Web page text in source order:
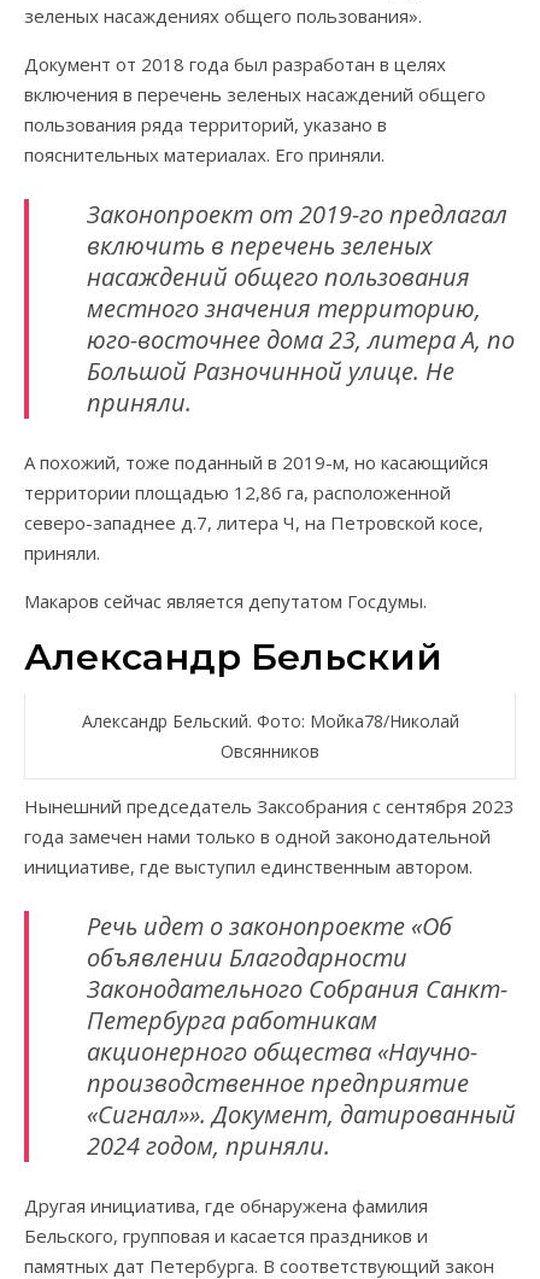
зеленых насаждениях общего пользования».
Документ от 2018 года был разработан в целях
включения в перечень зеленых насаждений общего
пользования ряда территорий, указано в
пояснительных материалах. Его приняли.
Законопроект от 2019-го предлагал
включить в перечень зеленых
насаждений общего пользования
местного значения территорию,
юго-восточнее дома 23, литера А, по
Большой Разночинной улице. Не
приняли.
А похожий, тоже поданный в 2019-м, но касающийся
территории площадью 12,86 га, расположенной
северо-западнее д.7, литера Ч, на Петровской косе,
приняли.
Макаров сейчас является депутатом Госдумы.
Александр Бельский
Александр Бельский. Фото: Мойка78/Николай
Овсянников
Нынешний председатель Заксобрания с сентября 2023
года замечен нами только в одной законодательной
инициативе, где выступил единственным автором.
Речь идет о законопроекте «Об
объявлении Благодарности
Законодательного Собрания Санкт-
Петербурга работникам
акционерного общества «Научно-
производственное предприятие
«Сигнал»». Документ, датированный
2024 годом, приняли.
Другая инициатива, где обнаружена фамилия
Бельского, групповая и касается праздников и
памятных дат Петербурга. В соответствующий закон